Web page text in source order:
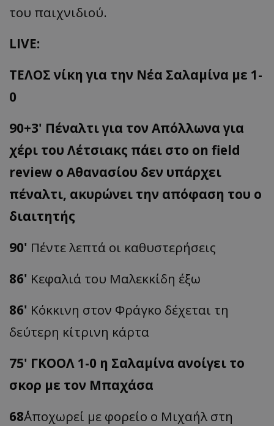
του παιχνιδιού.
LIVE:
ΤΕΛΟΣ νίκη για την Νέα Σαλαμίνα με 1-
0
90+3' Πέναλτι για τον Απόλλωνα για
χέρι του Λέτσιακς πάει στο on field
review ο Αθανασίου δεν υπάρχει
πέναλτι, ακυρώνει την απόφαση του ο
διαιτητής
90' Πέντε λεπτά οι καθυστερήσεις
86' Κεφαλιά του Μαλεκκίδη έξω
86' Κόκκινη στον Φράγκο δέχεται τη
δεύτερη κίτρινη κάρτα
75' ΓΚΟΟΛ 1-0 η Σαλαμίνα ανοίγει το
σκορ με τον Μπαχάσα
68΄Αποχωρεί με φορείο ο Μιχαήλ στη